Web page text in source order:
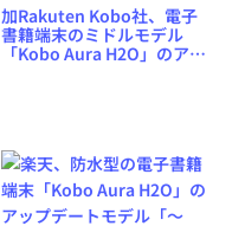
加Rakuten Kobo社、電子
書籍端末のミドルモデル
「Kobo Aura H2O」のアッ